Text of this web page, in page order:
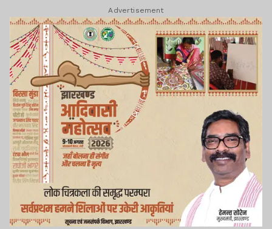
Advertisement